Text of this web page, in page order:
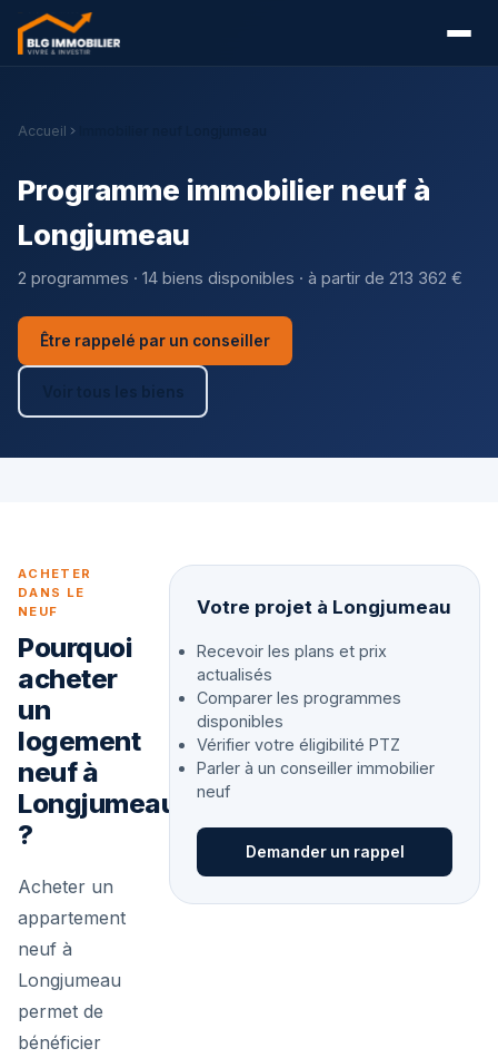
Accueil
Programme immobilier neuf à
Longjumeau
2 programmes · 14 biens disponibles · à partir de 213 362 €
Être rappelé par un conseiller
Voir tous les biens
ACHETER
DANS LE
NEUF
Pourquoi
acheter
un
logement
neuf à
Longjumeau
?
Acheter un
appartement
neuf à
Longjumeau
permet de
bénéficier
Votre projet à Longjumeau
Recevoir les plans et prix
actualisés
Comparer les programmes
disponibles
Vérifier votre éligibilité PTZ
Parler à un conseiller immobilier
neuf
Demander un rappel